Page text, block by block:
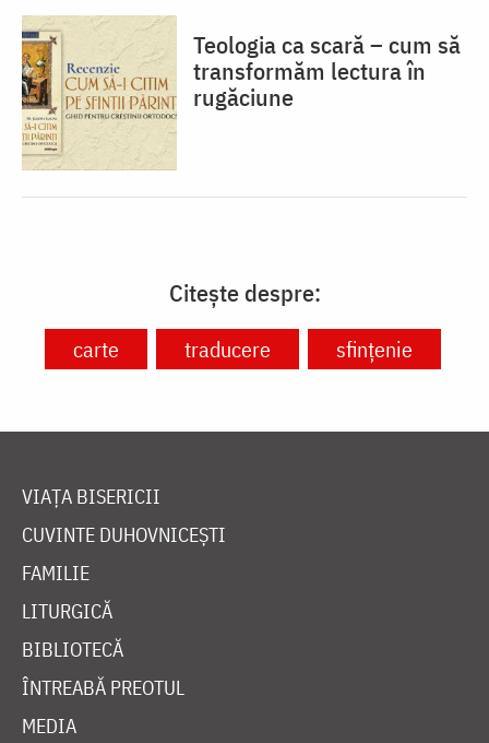
Teologia ca scară – cum să
transformăm lectura în
rugăciune
Citește despre:
carte traducere sfințenie
VIAȚA BISERICII
CUVINTE DUHOVNICEȘTI
FAMILIE
LITURGICĂ
BIBLIOTECĂ
ÎNTREABĂ PREOTUL
MEDIA